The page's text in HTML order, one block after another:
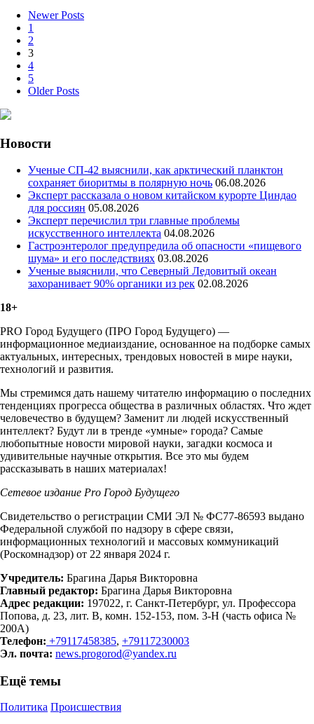
Пагинация
записей
Newer Posts
1
2
3
4
5
Older Posts
Новости
Ученые СП-42 выяснили, как арктический планктон
сохраняет биоритмы в полярную ночь 06.08.2026
Эксперт рассказала о новом китайском курорте Циндао
для россиян 05.08.2026
Эксперт перечислил три главные проблемы
искусственного интеллекта 04.08.2026
Гастроэнтеролог предупредила об опасности «пищевого
шума» и его последствиях 03.08.2026
Ученые выяснили, что Северный Ледовитый океан
захоранивает 90% органики из рек 02.08.2026
18+
PRO Город Будущего (ПРО Город Будущего) —
информационное медиаиздание, основанное на подборке самых
актуальных, интересных, трендовых новостей в мире науки,
технологий и развития.
Мы стремимся дать нашему читателю информацию о последних
тенденциях прогресса общества в различных областях. Что ждет
человечество в будущем? Заменит ли людей искусственный
интеллект? Будут ли в тренде «умные» города? Самые
любопытные новости мировой науки, загадки космоса и
удивительные научные открытия. Все это мы будем
рассказывать в наших материалах!
Сетевое издание Рrо Город Будущего
Свидетельство о регистрации СМИ ЭЛ № ФС77-86593 выдано
Федеральной службой по надзору в сфере связи,
информационных технологий и массовых коммуникаций
(Роскомнадзор) от 22 января 2024 г.
Учредитель: Брагина Дарья Викторовна
Главный редактор: Брагина Дарья Викторовна
Адрес редакции: 197022, г. Санкт-Петербург, ул. Профессора
Попова, д. 23, лит. В, комн. 152-153, пом. 3-Н (часть офиса №
200А)
Телефон: +79117458385, +79117230003
Эл. почта: news.progorod@yandex.ru
Ещё темы
Политика Происшествия